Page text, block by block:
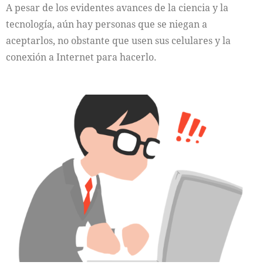
A pesar de los evidentes avances de la ciencia y la
tecnología, aún hay personas que se niegan a
aceptarlos, no obstante que usen sus celulares y la
conexión a Internet para hacerlo.